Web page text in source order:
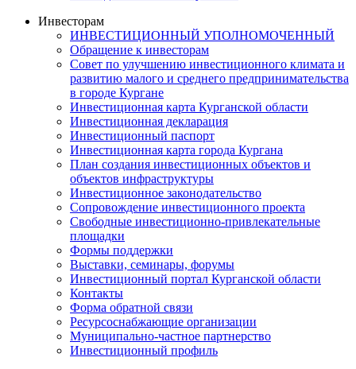
Инвесторам
ИНВЕСТИЦИОННЫЙ УПОЛНОМОЧЕННЫЙ
Обращение к инвесторам
Совет по улучшению инвестиционного климата и
развитию малого и среднего предпринимательства
в городе Кургане
Инвестиционная карта Курганской области
Инвестиционная декларация
Инвестиционный паспорт
Инвестиционная карта города Кургана
План создания инвестиционных объектов и
объектов инфраструктуры
Инвестиционное законодательство
Сопровождение инвестиционного проекта
Свободные инвестиционно-привлекательные
площадки
Формы поддержки
Выставки, семинары, форумы
Инвестиционный портал Курганской области
Контакты
Форма обратной связи
Ресурсоснабжающие организации
Муниципально-частное партнерство
Инвестиционный профиль